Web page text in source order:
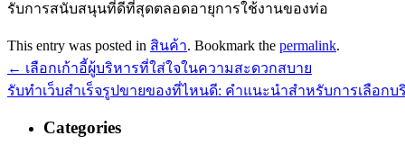
รับการสนับสนุนที่ดีที่สุดตลอดอายุการใช้งานของท่อ
This entry was posted in สินค้า. Bookmark the permalink.
← เลือกเก้าอี้ผู้บริหารที่ใส่ใจในความสะดวกสบาย
รับทำเว็บสำเร็จรูปขายของที่ไหนดี: คำแนะนำสำหรับการเลือก
Categories